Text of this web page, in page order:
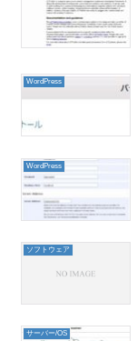
WordPress
WordPress
ソフトウェア
サーバー/OS